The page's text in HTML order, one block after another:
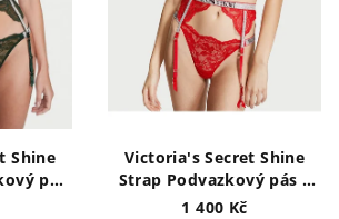
Shine
pás
Victoria's Secret Shine
Strap Podvazkový pás s
krajkou
1 400 Kč